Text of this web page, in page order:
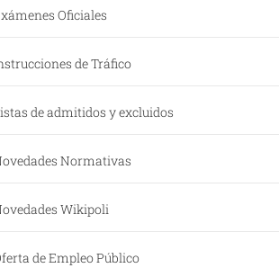
Oficiales
de Tráfico
de admitidos y excluidos
Normativas
Wikipoli
de Empleo Público